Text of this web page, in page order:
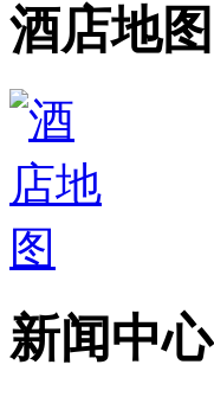
酒店地图
新闻中心